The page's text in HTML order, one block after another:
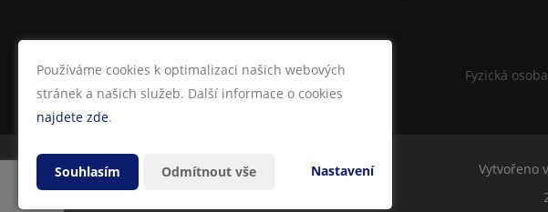
Fyzická
Vytvořeno
Používáme cookies k optimalizaci našich webových
stránek a našich služeb. Další informace o cookies
najdete zde.
Souhlasím Odmítnout vše Nastavení